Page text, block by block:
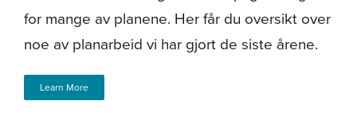
for mange av planene. Her får du oversikt over
noe av planarbeid vi har gjort de siste årene.
Learn More